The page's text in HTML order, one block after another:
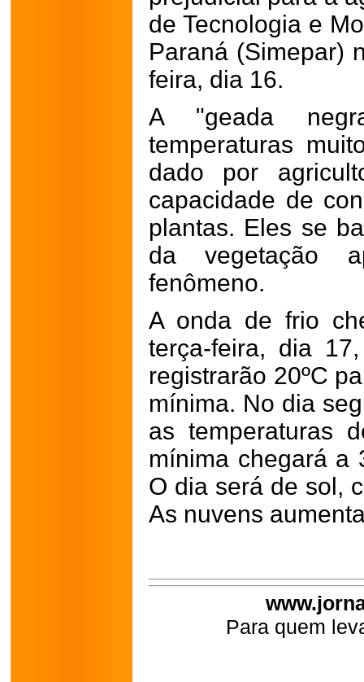
de Tecnologia e
Paraná (Simepar)
feira, dia 16.
A "geada
temperaturas
dado por
capacidade de
plantas. Eles se
da vegetação
fenômeno.
A onda de frio
terça-feira, dia
registrarão 20ºC
mínima. No dia
as temperaturas
mínima chegará a
O dia será de sol,
As nuvens
Para quem